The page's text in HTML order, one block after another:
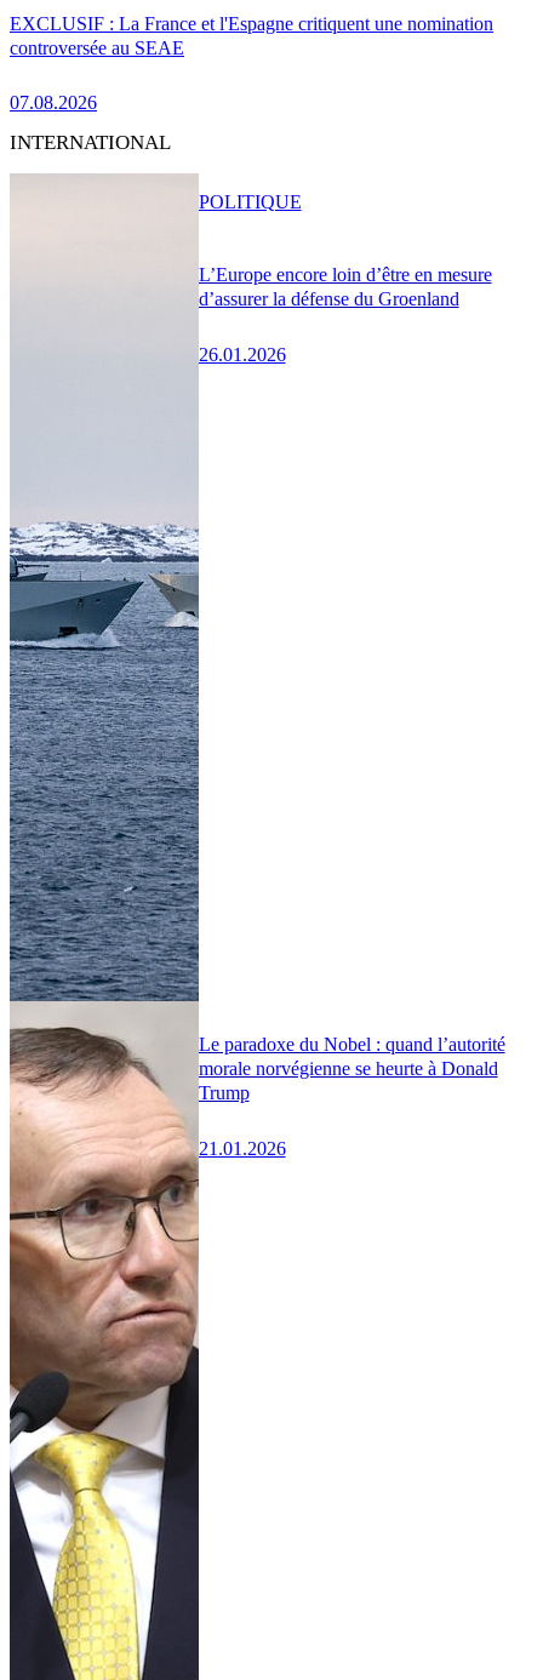
EXCLUSIF : La France et l'Espagne critiquent une nomination
controversée au SEAE
07.08.2026
INTERNATIONAL
L’Europe encore loin d’être en mesure
d’assurer la défense du Groenland
26.01.2026
POLITIQUE
Le paradoxe du Nobel : quand l’autorité
morale norvégienne se heurte à Donald
Trump
21.01.2026